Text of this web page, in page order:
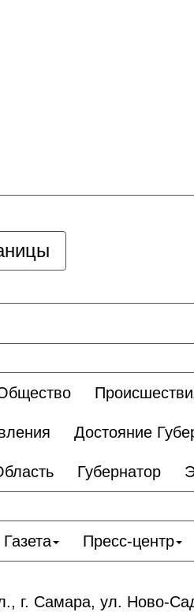
Достояние
Губернатор
Газета Пресс-центр
г. Самара, ул. Ново-